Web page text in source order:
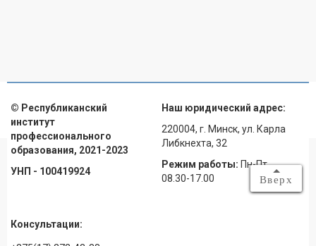
Вверх
© Республиканский
институт
профессионального
образования, 2021-2023
УНП - 100419924
Наш юридический адрес:
220004, г. Минск, ул. Карла
Либкнехта, 32
Режим работы: Пн-Пт
08.30-17.00
Консультации: